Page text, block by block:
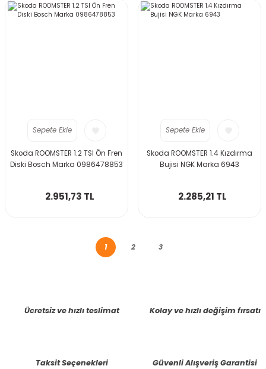
Sepete Ekle
Skoda ROOMSTER 1.2 TSI Ön Fren
Diski Bosch Marka 0986478853
2.951,73 TL
Sepete Ekle
Skoda ROOMSTER 1.4 Kızdırma
Bujisi NGK Marka 6943
2.285,21 TL
1 2 3
Ücretsiz ve hızlı teslimat Kolay ve hızlı değişim fırsatı
Taksit Seçenekleri Güvenli Alışveriş Garantisi